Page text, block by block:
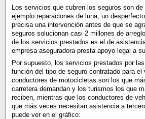
Los servicios que cubren los seguros son
ejemplo reparaciones de luna, un
precisa una intervención antes de que se
seguros solucionan casi 2 millones de
de los servicios prestados es el de
empresa aseguradora presta apoyo legal a
Por supuesto, los servicios prestados por
función del tipo de seguro contratado para el
conductores de motocicletas son los que
carretera demandan y los turismos los que
reciben, mientras que los conductores de
que más veces necesitan asistencia a
puede ver en el gráfico: